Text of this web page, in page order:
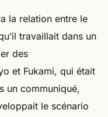
la relation entre le
travaillait dans un
des
et Fukami, qui était
un communiqué,
le scénario